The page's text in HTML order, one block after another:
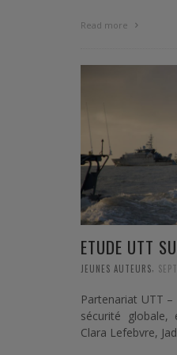
Read more
ETUDE UTT
JEUNES AUTEURS
Partenariat UTT
sécurité
Clara Lefebvre,